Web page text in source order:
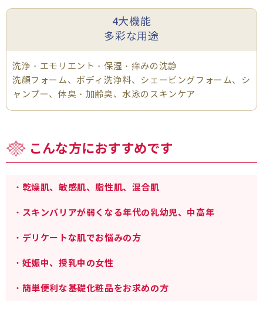
4大機能
多彩な用途
洗浄・エモリエント・保湿・痒みの沈静
洗顔フォーム、ボディ洗浄料、シェービングフォーム、シ
ャンプー、体臭・加齢臭、水泳のスキンケア
こんな方におすすめです
・乾燥肌、敏感肌、脂性肌、混合肌
・スキンバリアが弱くなる年代の乳幼児、中高年
・デリケートな肌でお悩みの方
・妊娠中、授乳中の女性
・簡単便利な基礎化粧品をお求めの方